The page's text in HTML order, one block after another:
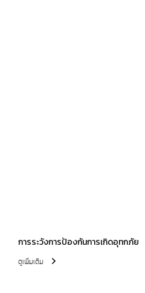
การระวังการป้องกันการเกิดอุทกภัย
ดูเพิ่มเติม